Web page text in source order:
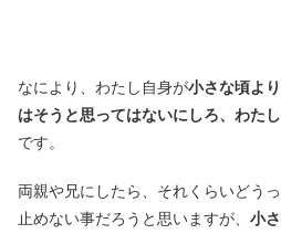
なにより、わたし自身が小さな頃よ
はそうと思ってはないにしろ、わた
です。
両親や兄にしたら、それくらいどう
止めない事だろうと思いますが、 小